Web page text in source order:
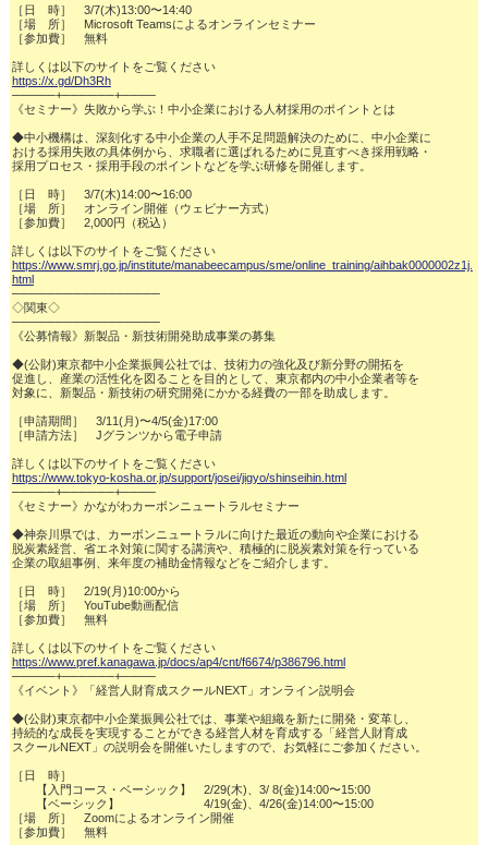
［日　時］　3/7(木)13:00〜14:40
［場　所］　Microsoft Teamsによるオンラインセミナー
［参加費］　無料
詳しくは以下のサイトをご覧ください
https://x.gd/Dh3Rh
─────+──────+────
《セミナー》失敗から学ぶ！中小企業における人材採用のポイントとは
◆中小機構は、深刻化する中小企業の人手不足問題解決のために、中小企業に
おける採用失敗の具体例から、求職者に選ばれるために見直すべき採用戦略・
採用プロセス・採用手段のポイントなどを学ぶ研修を開催します。
［日　時］　3/7(木)14:00〜16:00
［場　所］　オンライン開催（ウェビナー方式）
［参加費］　2,000円（税込）
詳しくは以下のサイトをご覧ください
https://www.smrj.go.jp/institute/manabeecampus/sme/online_training/aihbak0000002z1j.
html
─────────────────
◇関東◇
─────────────────
《公募情報》新製品・新技術開発助成事業の募集
◆(公財)東京都中小企業振興公社では、技術力の強化及び新分野の開拓を
促進し、産業の活性化を図ることを目的として、東京都内の中小企業者等を
対象に、新製品・新技術の研究開発にかかる経費の一部を助成します。
［申請期間］　3/11(月)〜4/5(金)17:00
［申請方法］　Jグランツから電子申請
詳しくは以下のサイトをご覧ください
https://www.tokyo-kosha.or.jp/support/josei/jigyo/shinseihin.html
─────+──────+────
《セミナー》かながわカーボンニュートラルセミナー
◆神奈川県では、カーボンニュートラルに向けた最近の動向や企業における
脱炭素経営、省エネ対策に関する講演や、積極的に脱炭素対策を行っている
企業の取組事例、来年度の補助金情報などをご紹介します。
［日　時］　2/19(月)10:00から
［場　所］　YouTube動画配信
［参加費］　無料
詳しくは以下のサイトをご覧ください
https://www.pref.kanagawa.jp/docs/ap4/cnt/f6674/p386796.html
─────+──────+────
《イベント》「経営人財育成スクールNEXT」オンライン説明会
◆(公財)東京都中小企業振興公社では、事業や組織を新たに開発・変革し、
持続的な成長を実現することができる経営人材を育成する「経営人財育成
スクールNEXT」の説明会を開催いたしますので、お気軽にご参加ください。
［日　時］
【入門コース・ベーシック】　2/29(木)、3/ 8(金)14:00〜15:00
【ベーシック】　　　　　　　4/19(金)、4/26(金)14:00〜15:00
［場　所］　Zoomによるオンライン開催
［参加費］　無料